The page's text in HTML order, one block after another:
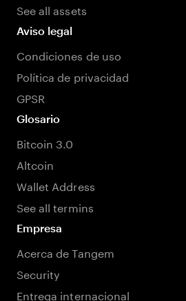
See all assets
Aviso legal
Condiciones de uso
Política de privacidad
GPSR
Glosario
Bitcoin 3.0
Altcoin
Wallet Address
See all termins
Empresa
Acerca de Tangem
Security
Entrega internacional